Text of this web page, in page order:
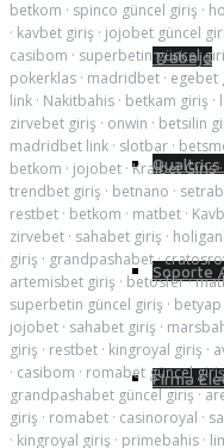
Trabajo
Soporte
Firma
betkom · spinco güncel giriş ·
· kavbet giriş · jojobet güncel
casibom · superbetin güncel
pokerklas · madridbet · egebet
link · Nakitbahis · betkam giriş ·
zirvebet giriş · onwin · betsilin
madridbet link · slotbar ·
betkom · jojobet · Kralbet Giris
trendbet giriş · betnano ·
restbet · betkom · matbet ·
zirvebet · sahabet giriş ·
giriş · grandpashabet·
artemisbet giriş · betosfer·
superbetin güncel giriş ·
jojobet · sahabet giriş ·
giriş · restbet · kingroyal giriş ·
· casibom · romabet güncel giriş
grandpashabet güncel giriş·
giriş · romabet · casinoroyal ·
· kingroyal giriş · primebahis ·